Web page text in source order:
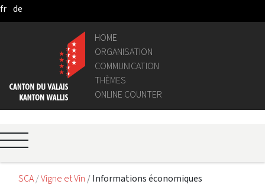
Skip to Main Content
fr de
HOME
ORGANISATION
COMMUNICATION
THÈMES
ONLINE COUNTER
SCA Vigne et Vin Informations économiques